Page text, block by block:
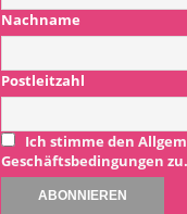
Nachname
Postleitzahl
Ich stimme den
Geschäftsbedingungen zu.